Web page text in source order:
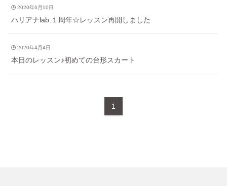
2020年6月10日
ハリアナlab.１周年☆レッスン再開しました
2020年4月4日
本日のレッスン♪初めての台形スカート
1